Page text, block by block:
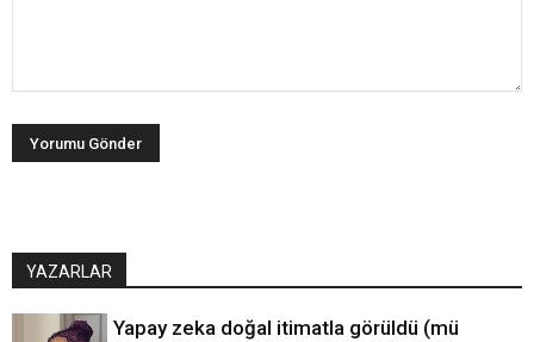
YAZARLAR
Yapay zeka doğal itimatla görüldü (mü